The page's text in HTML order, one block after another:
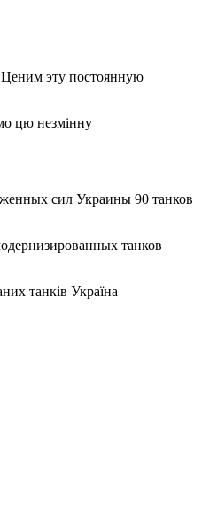
Ценим эту постоянную
цю незмінну
сил Украины 90 танков
танков
танків Україна